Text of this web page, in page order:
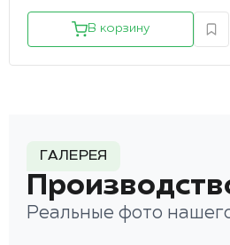
В корзину
ГАЛЕРЕЯ
Реальные фото